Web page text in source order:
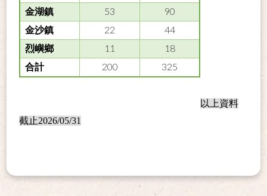
金湖鎮 53 90
金沙鎮 22 44
烈嶼鄉 11 18
合計 200 325
以上資料
截止2026/05/31